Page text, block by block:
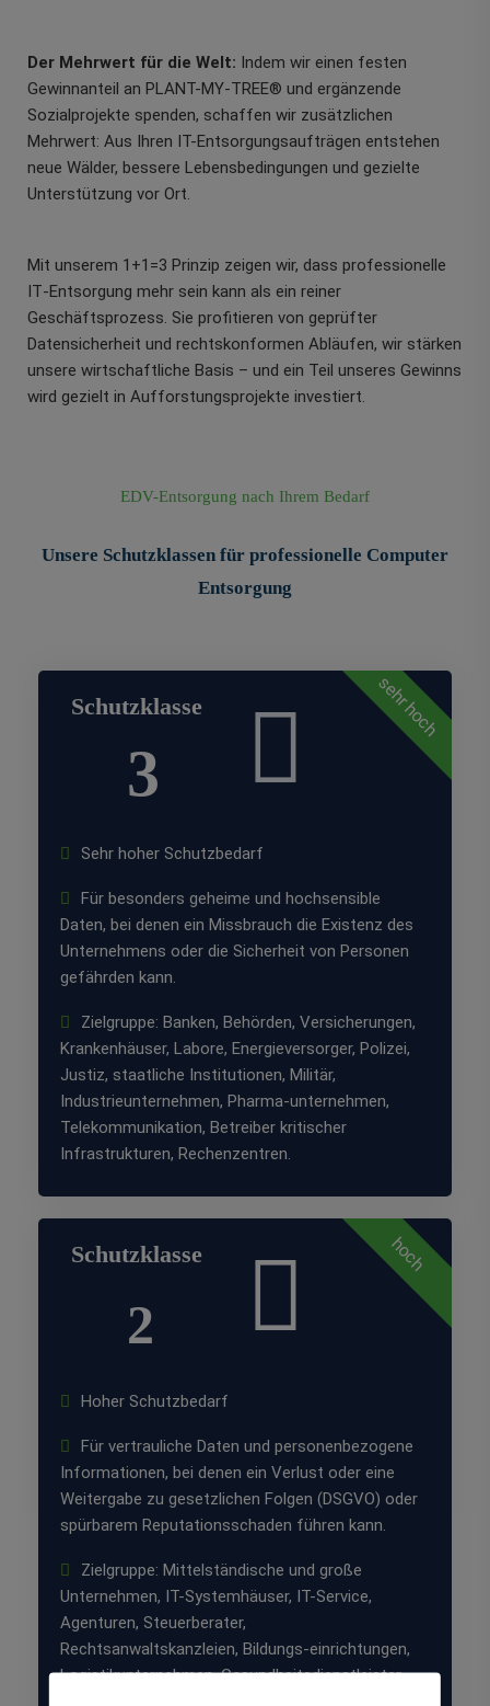
Der Mehrwert für die Welt: Indem wir einen festen
Gewinnanteil an PLANT-MY-TREE® und ergänzende
Sozialprojekte spenden, schaffen wir zusätzlichen
Mehrwert: Aus Ihren IT-Entsorgungsaufträgen entstehen
neue Wälder, bessere Lebensbedingungen und gezielte
Unterstützung vor Ort.
Mit unserem 1+1=3 Prinzip zeigen wir, dass professionelle
IT‑Entsorgung mehr sein kann als ein reiner
Geschäftsprozess. Sie profitieren von geprüfter
Datensicherheit und rechtskonformen Abläufen, wir stärken
unsere wirtschaftliche Basis – und ein Teil unseres Gewinns
wird gezielt in Aufforstungsprojekte investiert.
EDV-Entsorgung nach Ihrem Bedarf
Unsere Schutzklassen für professionelle Computer
Entsorgung
sehr hoch
Schutzklasse
3
Sehr hoher Schutzbedarf
Für besonders geheime und hochsensible
Daten, bei denen ein Missbrauch die Existenz des
Unternehmens oder die Sicherheit von Personen
gefährden kann.
Zielgruppe: Banken, Behörden, Versicherungen,
Krankenhäuser, Labore, Energieversorger, Polizei,
Justiz, staatliche Institutionen, Militär,
Industrieunternehmen, Pharma-unternehmen,
Telekommunikation, Betreiber kritischer
Infrastrukturen, Rechenzentren.
hoch
Schutzklasse
2
Hoher Schutzbedarf
Für vertrauliche Daten und personenbezogene
Informationen, bei denen ein Verlust oder eine
Weitergabe zu gesetzlichen Folgen (DSGVO) oder
spürbarem Reputationsschaden führen kann.
Zielgruppe: Mittelständische und große
Unternehmen, IT-Systemhäuser, IT-Service,
Agenturen, Steuerberater,
Rechtsanwaltskanzleien, Bildungs-einrichtungen,
Logistikunternehmen, Gesundheitsdienstleister,